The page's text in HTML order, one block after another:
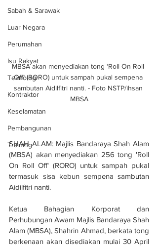
Sabah & Sarawak
Luar Negara
Perumahan
Isu Rakyat
Teknologi
Kontraktor
Keselamatan
Pembangunan
Training
MBSA akan menyediakan tong ‘Roll On Roll
Off’ (RORO) untuk sampah pukal sempena
sambutan Aidilfitri nanti. - Foto NSTP/ihsan
MBSA
SHAH ALAM: Majlis Bandaraya Shah Alam
(MBSA) akan menyediakan 256 tong 'Roll
On Roll Off' (RORO) untuk sampah pukal
termasuk sisa kebun sempena sambutan
Aidilfitri nanti.
Ketua Bahagian Korporat dan
Perhubungan Awam Majlis Bandaraya Shah
Alam (MBSA), Shahrin Ahmad, berkata tong
berkenaan akan disediakan mulai 30 April